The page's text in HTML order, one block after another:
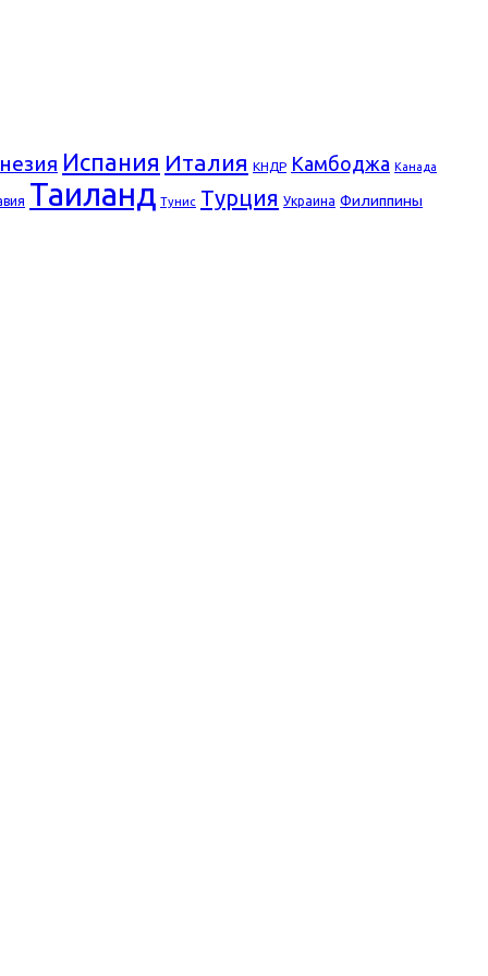
Испания Италия КНДР Камбоджа Канада
Таиланд Тунис Турция Украина Филиппины